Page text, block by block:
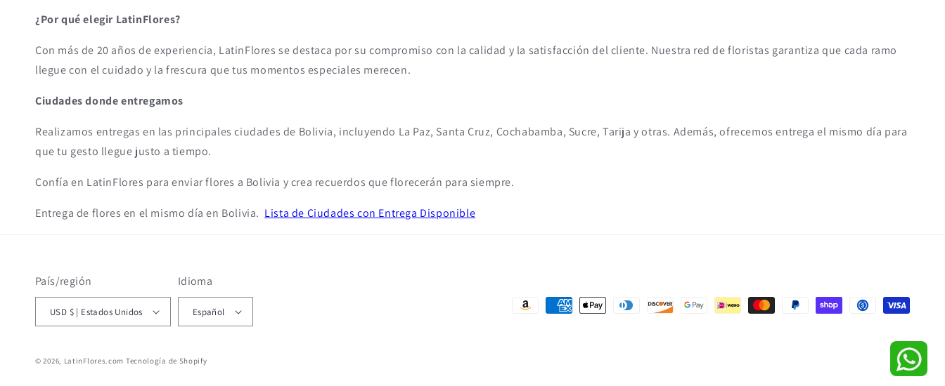
¿Por qué elegir LatinFlores?
Con más de 20 años de experiencia, LatinFlores se destaca por su compromiso con la calidad y la satisfacción del cliente. Nuestra red de floristas garantiza que cada ramo
llegue con el cuidado y la frescura que tus momentos especiales merecen.
Ciudades donde entregamos
Realizamos entregas en las principales ciudades de Bolivia, incluyendo La Paz, Santa Cruz, Cochabamba, Sucre, Tarija y otras. Además, ofrecemos entrega el mismo día para
que tu gesto llegue justo a tiempo.
Confía en LatinFlores para enviar flores a Bolivia y crea recuerdos que florecerán para siempre.
Entrega de flores en el mismo día en Bolivia. Lista de Ciudades con Entrega Disponible
País/región
USD $ | Estados Unidos
Idioma
Español
Formas
© 2026, LatinFlores.com Tecnología de Shopify